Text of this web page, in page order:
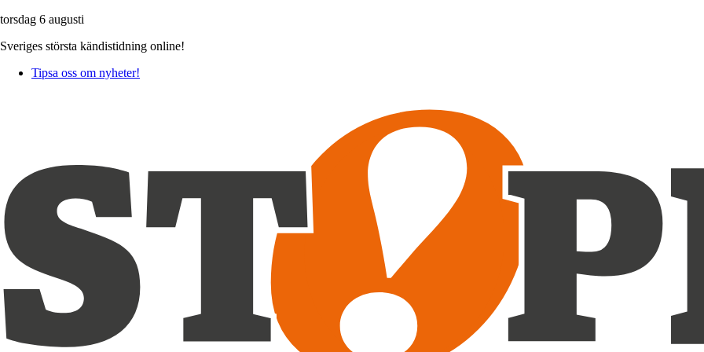
torsdag 6 augusti
Sveriges största kändistidning online!
Tipsa oss om nyheter!